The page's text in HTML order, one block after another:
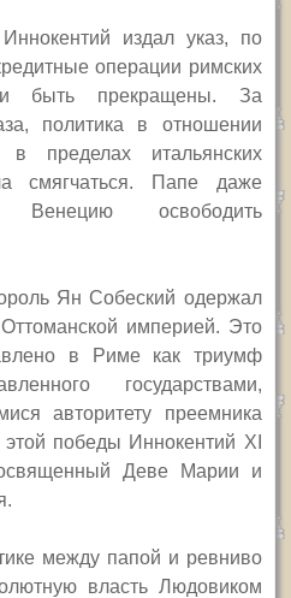
издал указ, по
операции римских
быть прекращены. За
политика в отношении
пределах итальянских
смягчаться. Папе даже
Венецию освободить
Ян Собеский одержал
империей. Это
в Риме как триумф
государствами,
авторитету преемника
победы Иннокентий XI
Деве Марии и
между папой и ревниво
власть Людовиком